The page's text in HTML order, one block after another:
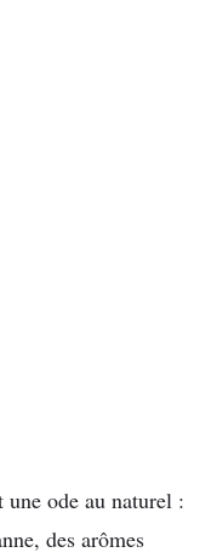
une ode au naturel :
des arômes